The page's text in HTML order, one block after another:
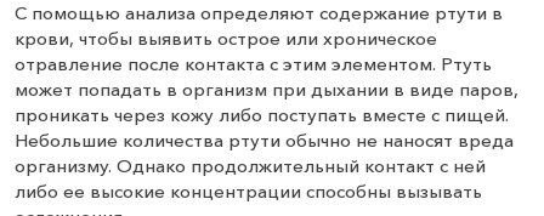
С помощью анализа определяют содержание ртути в
крови, чтобы выявить острое или хроническое
отравление после контакта с этим элементом. Ртуть
может попадать в организм при дыхании в виде паров,
проникать через кожу либо поступать вместе с пищей.
Небольшие количества ртути обычно не наносят вреда
организму. Однако продолжительный контакт с ней
либо ее высокие концентрации способны вызывать